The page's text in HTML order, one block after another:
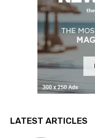
LATEST ARTICLES